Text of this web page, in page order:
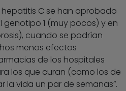
C se han aprobado
1 (muy pocos) y en
cuando se podrían
menos efectos
de los hospitales
los que curan (como los de
vida un par de semanas”.